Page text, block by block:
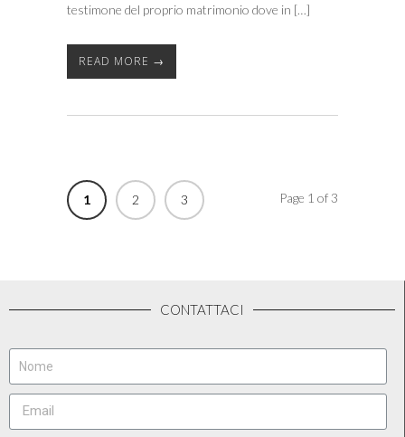
testimone del proprio matrimonio dove in […]
READ MORE →
1 2 3 Page 1 of 3
CONTATTACI